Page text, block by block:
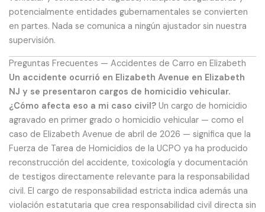
potencialmente entidades gubernamentales se convierten
en partes. Nada se comunica a ningún ajustador sin nuestra
supervisión.
Preguntas Frecuentes — Accidentes de Carro en Elizabeth
Un accidente ocurrió en Elizabeth Avenue en Elizabeth
NJ y se presentaron cargos de homicidio vehicular.
¿Cómo afecta eso a mi caso civil? Un cargo de homicidio
agravado en primer grado o homicidio vehicular — como el
caso de Elizabeth Avenue de abril de 2026 — significa que la
Fuerza de Tarea de Homicidios de la UCPO ya ha producido
reconstrucción del accidente, toxicología y documentación
de testigos directamente relevante para la responsabilidad
civil. El cargo de responsabilidad estricta indica además una
violación estatutaria que crea responsabilidad civil directa sin